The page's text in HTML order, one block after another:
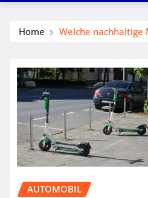
Home Welche nachhaltige
AUTOMOBIL